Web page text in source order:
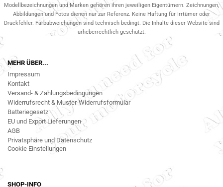
Modellbezeichnungen und Marken gehören ihren jeweiligen Eigentümern. Zeichnungen,
Abbildungen und Fotos dienen nur zur Referenz. Keine Haftung für Irrtümer oder
Druckfehler. Farbabweichungen sind technisch bedingt. Die Inhalte dieser Website sind
urheberrechtlich geschützt.
MEHR ÜBER...
Impressum
Kontakt
Versand- & Zahlungsbedingungen
Widerrufsrecht & Muster-Widerrufsformular
Batteriegesetz
EU und Export Lieferungen
AGB
Privatsphäre und Datenschutz
Cookie Einstellungen
SHOP-INFO